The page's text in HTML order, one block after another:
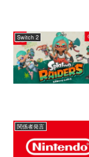
Switch 2
関係者発言